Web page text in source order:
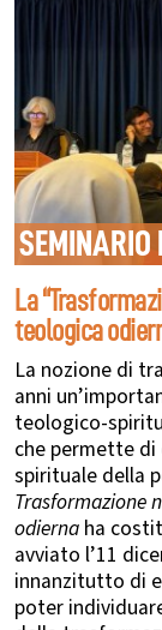
SEMINARIO
La
teologica
La nozione di
anni
teologico-
che permette
spirituale della
Trasformazione
odierna ha
avviato l’11
innanzitutto di
poter